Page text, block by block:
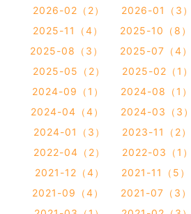
2026-02（2）
2026-01（3）
2025-11（4）
2025-10（8）
2025-08（3）
2025-07（4）
2025-05（2）
2025-02（1）
2024-09（1）
2024-08（1）
2024-04（4）
2024-03（3）
2024-01（3）
2023-11（2）
2022-04（2）
2022-03（1）
2021-12（4）
2021-11（5）
2021-09（4）
2021-07（3）